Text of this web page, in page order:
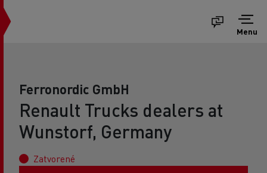
Menu
Ferronordic GmbH
Renault Trucks dealers at
Wunstorf, Germany
Zatvorené